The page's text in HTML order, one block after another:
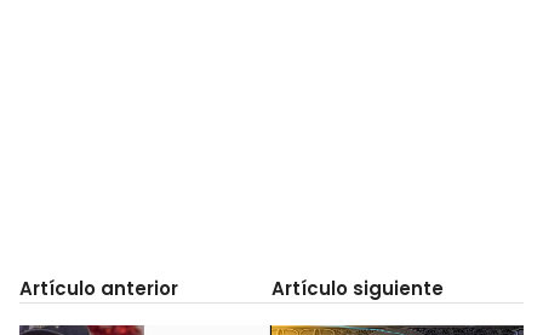
Artículo anterior Artículo siguiente